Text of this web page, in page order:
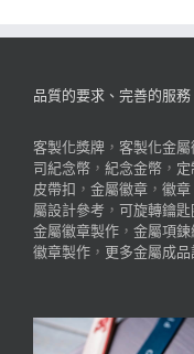
品質的要求、完善的服務
客製化獎牌 ， 客製化金
司紀念幣 ， 紀念金幣 ，
皮帶扣 ， 金屬徽章 ， 徽章
屬設計參考 ， 可旋轉鑰匙
金屬徽章製作 ， 金屬項
徽章製作 ， 更多金屬成